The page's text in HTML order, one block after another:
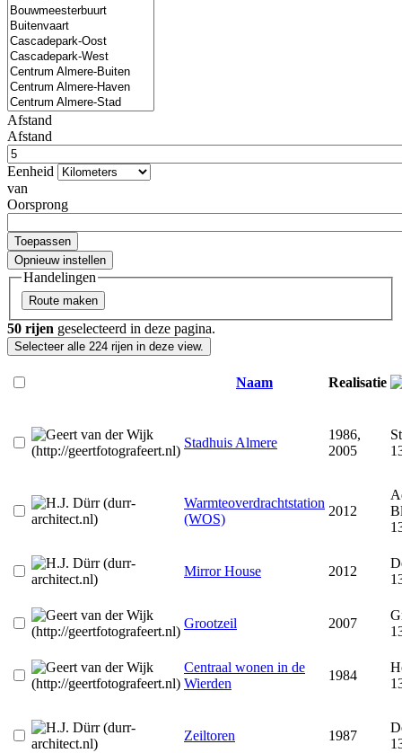
Afstand
Afstand
Eenheid
van
Oorsprong
Handelingen
50 rijen geselecteerd in deze pagina.
Naam Realisatie
Stadhuis Almere
1986,
2005
Warmteoverdrachtstation
(WOS)
2012
Mirror House 2012
Grootzeil 2007
Centraal wonen in de
Wierden
1984
Zeiltoren 1987